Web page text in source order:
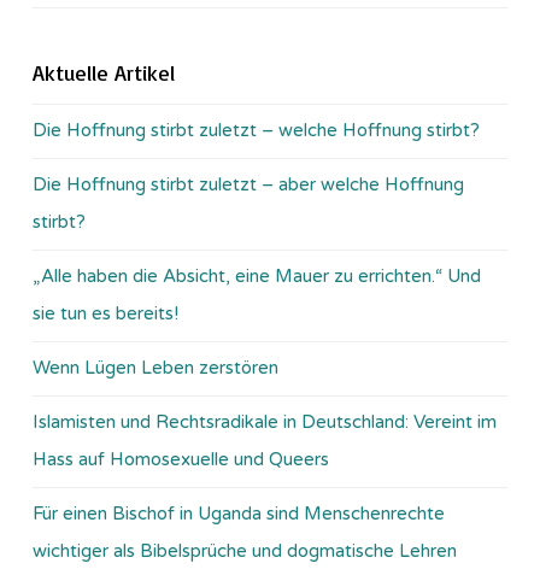
Aktuelle Artikel
Die Hoffnung stirbt zuletzt – welche Hoffnung stirbt?
Die Hoffnung stirbt zuletzt – aber welche Hoffnung
stirbt?
„Alle haben die Absicht, eine Mauer zu errichten.“ Und
sie tun es bereits!
Wenn Lügen Leben zerstören
Islamisten und Rechtsradikale in Deutschland: Vereint im
Hass auf Homosexuelle und Queers
Für einen Bischof in Uganda sind Menschenrechte
wichtiger als Bibelsprüche und dogmatische Lehren